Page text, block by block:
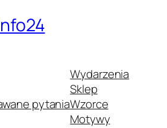
pytania
Wydarzenia
Sklep
Wzorce
Motywy